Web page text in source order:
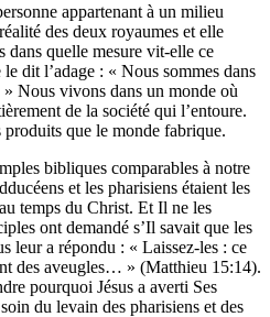
appartenant à un milieu
des deux royaumes et elle
dans quelle mesure vit-elle ce
dit l’adage : « Nous sommes dans
Nous vivons dans un monde où
de la société qui l’entoure.
que le monde fabrique.
bibliques comparables à notre
et les pharisiens étaient les
temps du Christ. Et Il ne les
ont demandé s’Il savait que les
leur a répondu : « Laissez-les : ce
des aveugles… » (Matthieu 15:14).
pourquoi Jésus a averti Ses
du levain des pharisiens et des